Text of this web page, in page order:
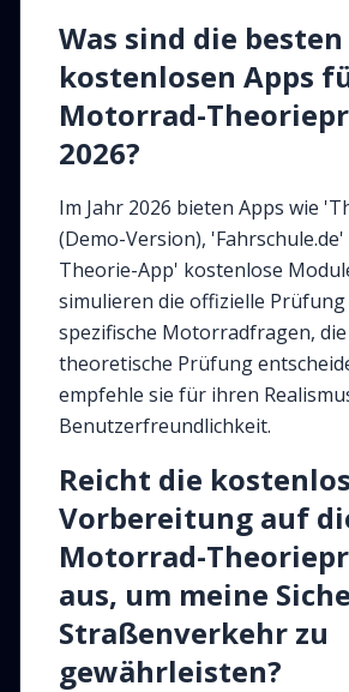
Was sind die besten
kostenlosen Apps
Motorrad-
2026?
Im Jahr 2026 bieten Apps wie
(Demo-Version), 'Fahrschule.de'
Theorie-App' kostenlose
simulieren die offizielle
spezifische Motorradfragen,
theoretische Prüfung
empfehle sie für ihren
Benutzerfreundlichkeit.
Reicht die
Vorbereitung auf
Motorrad-
aus, um meine
Straßenverkehr zu
gewährleisten?